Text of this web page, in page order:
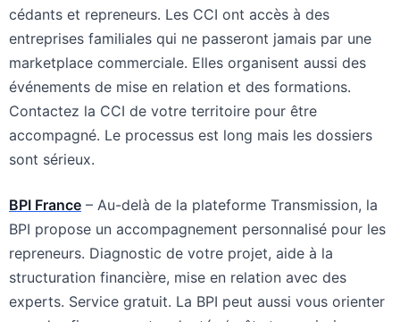
cédants et repreneurs. Les CCI ont accès à des
entreprises familiales qui ne passeront jamais par une
marketplace commerciale. Elles organisent aussi des
événements de mise en relation et des formations.
Contactez la CCI de votre territoire pour être
accompagné. Le processus est long mais les dossiers
sont sérieux.
BPI France – Au-delà de la plateforme Transmission, la
BPI propose un accompagnement personnalisé pour les
repreneurs. Diagnostic de votre projet, aide à la
structuration financière, mise en relation avec des
experts. Service gratuit. La BPI peut aussi vous orienter